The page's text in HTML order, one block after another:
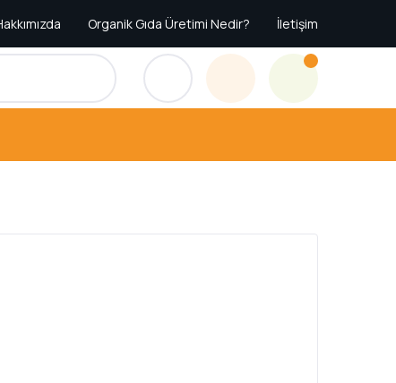
Organik Gıda Üretimi Nedir? İletişim